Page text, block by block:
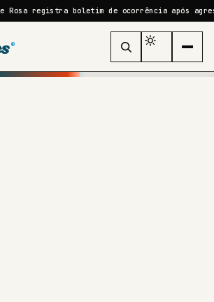
boletim de ocorrência após agressão no
®